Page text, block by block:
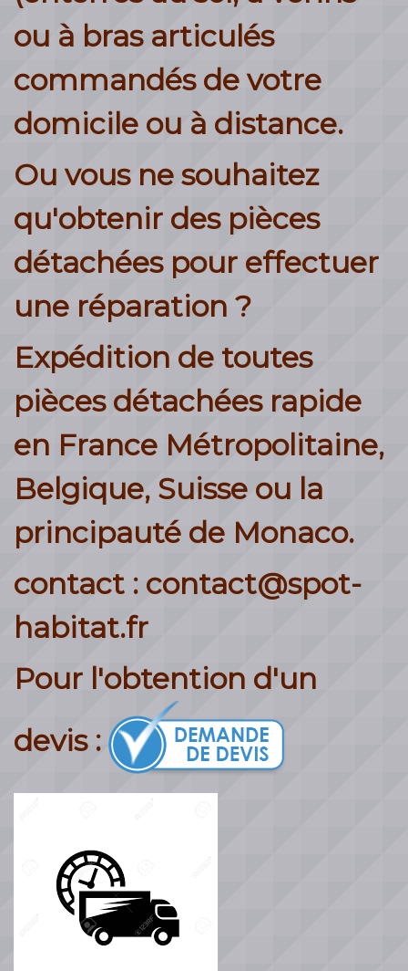
ou à bras articulés
commandés de votre
domicile ou à distance.
Ou vous ne souhaitez
qu'obtenir des pièces
détachées pour effectuer
une réparation ?
Expédition de toutes
pièces détachées rapide
en France Métropolitaine,
Belgique, Suisse ou la
principauté de Monaco.
contact : contact@spot-
habitat.fr
Pour l'obtention d'un
devis :